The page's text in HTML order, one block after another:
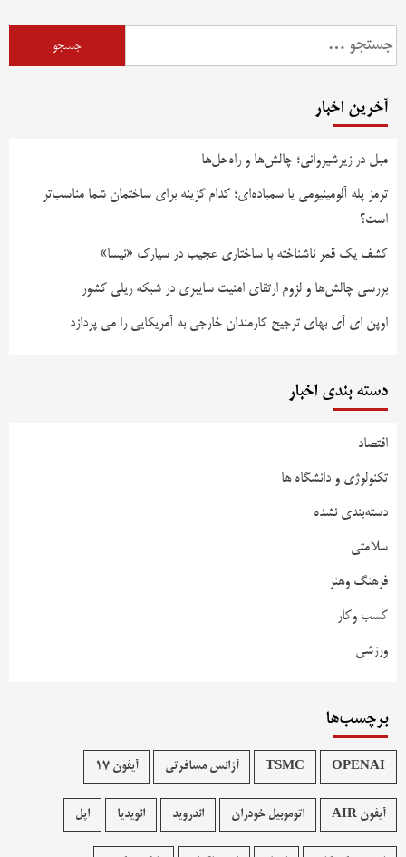
آخرین اخبار
مبل در زیرشیروانی؛ چالش‌ها و راه‌حل‌ها
ترمز پله آلومینیومی یا سمباده‌ای؛ کدام گزینه برای ساختمان شما مناسب‌تر
است؟
کشف یک قمر ناشناخته با ساختاری عجیب در سیارک «نیسا»
بررسی چالش‌ها و لزوم ارتقای امنیت سایبری در شبکه ریلی کشور
اوپن ای آی بهای ترجیح کارمندان خارجی به آمریکایی را می پردازد
دسته بندی اخبار
اقتصاد
تکنولوژی و دانشگاه ها
دسته‌بندی نشده
سلامتی
فرهنگ وهنر
کسب وکار
ورزشی
برچسب‌ها
OPENAI
TSMC آژانس مسافرتی آیفون 17
آیفون AIR اتوموبیل خودران اندروید انویدیا اپل